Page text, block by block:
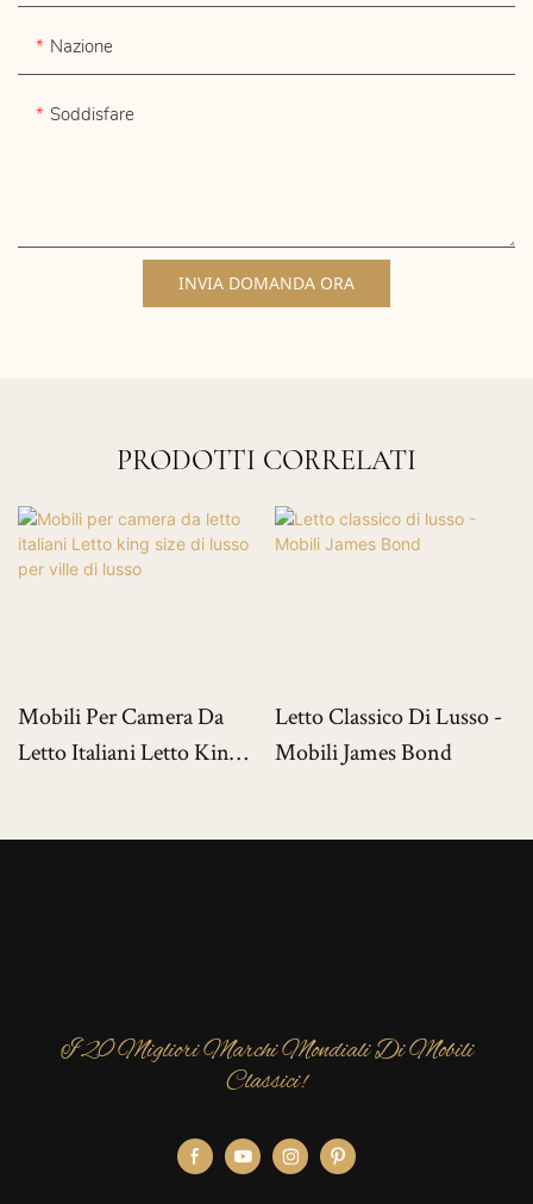
Nazione
Soddisfare
INVIA DOMANDA ORA
PRODOTTI CORRELATI
Mobili Per Camera Da
Letto Italiani Letto King
Letto Classico Di Lusso -
Mobili James Bond
I 20 Migliori Marchi Mondiali Di Mobili
Classici!